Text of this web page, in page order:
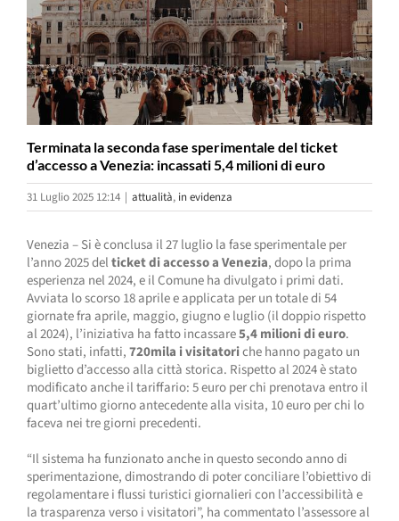
Terminata la seconda fase sperimentale del ticket
d’accesso a Venezia: incassati 5,4 milioni di euro
31 Luglio 2025 12:14 | attualità, in evidenza
Venezia – Si è conclusa il 27 luglio la fase sperimentale per
l’anno 2025 delticket di accesso a Venezia, dopo la prima
esperienza nel 2024, e il Comune ha divulgato i primi dati.
Avviata lo scorso 18 aprile e applicata per un totale di 54
giornate fra aprile, maggio, giugno e luglio (il doppio rispetto
al 2024), l’iniziativa ha fatto incassare5,4 milioni di euro.
Sono stati, infatti,720mila i visitatoriche hanno pagato un
biglietto d’accesso alla città storica. Rispetto al 2024 è stato
modificato anche il tariffario: 5 euro per chi prenotava entro il
quart’ultimo giorno antecedente alla visita, 10 euro per chi lo
faceva nei tre giorni precedenti.
“Il sistema ha funzionato anche in questo secondo anno di
sperimentazione, dimostrando di poter conciliare l’obiettivo di
regolamentare i flussi turistici giornalieri con l’accessibilità e
la trasparenza verso i visitatori”, ha commentato l’assessore al